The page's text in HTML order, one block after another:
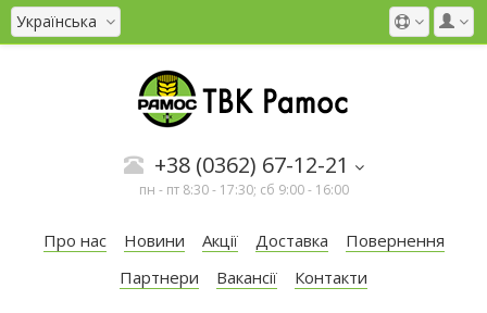
Українська
+38 (0362) 67-12-21
пн - пт 8:30 - 17:30; сб 9:00 - 16:00
Про нас Новини Акції Доставка
Повернення
Партнери
Вакансії Контакти